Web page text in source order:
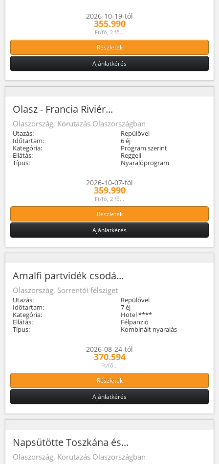
2026-10-19-tól
355.990
Ft/fő, 2 fő...
Részletek
Ajánlatkérés
Olasz - Francia Riviér...
Olaszország, Körutazás Olaszországban
Utazás:
Repülővel
Időtartam:
6 éj
Kategória:
Program szerint
Ellátás:
Reggeli
Típus:
Nyaralóprogram
2026-10-07-tól
359.990
Ft/fő, 2 fő...
Részletek
Ajánlatkérés
Amalfi partvidék csodá...
Olaszország, Sorrentói félsziget
Utazás:
Repülővel
Időtartam:
7 éj
Kategória:
Hotel ****
Ellátás:
Félpanzió
Típus:
Kombinált nyaralás
2026-08-24-tól
370.594
Ft/fő...
Részletek
Ajánlatkérés
Napsütötte Toszkána és...
Olaszország, Körutazás Olaszországban